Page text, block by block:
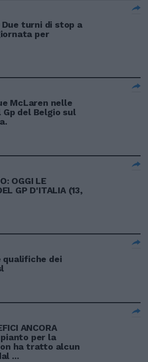
Due turni di stop a
per
McLaren nelle
del Belgio sul
OGGI LE
GP D'ITALIA (13,
qualifiche dei
ANCORA
per la
ha tratto alcun
...